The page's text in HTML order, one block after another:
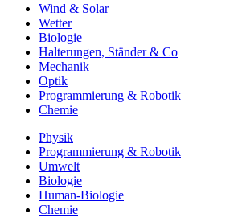
Wind & Solar
Wetter
Biologie
Halterungen, Ständer & Co
Mechanik
Optik
Programmierung & Robotik
Chemie
Physik
Programmierung & Robotik
Umwelt
Biologie
Human-Biologie
Chemie